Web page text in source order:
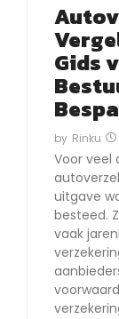
Gids
by Rinku
Voor veel
uitgave
besteed.
vaak